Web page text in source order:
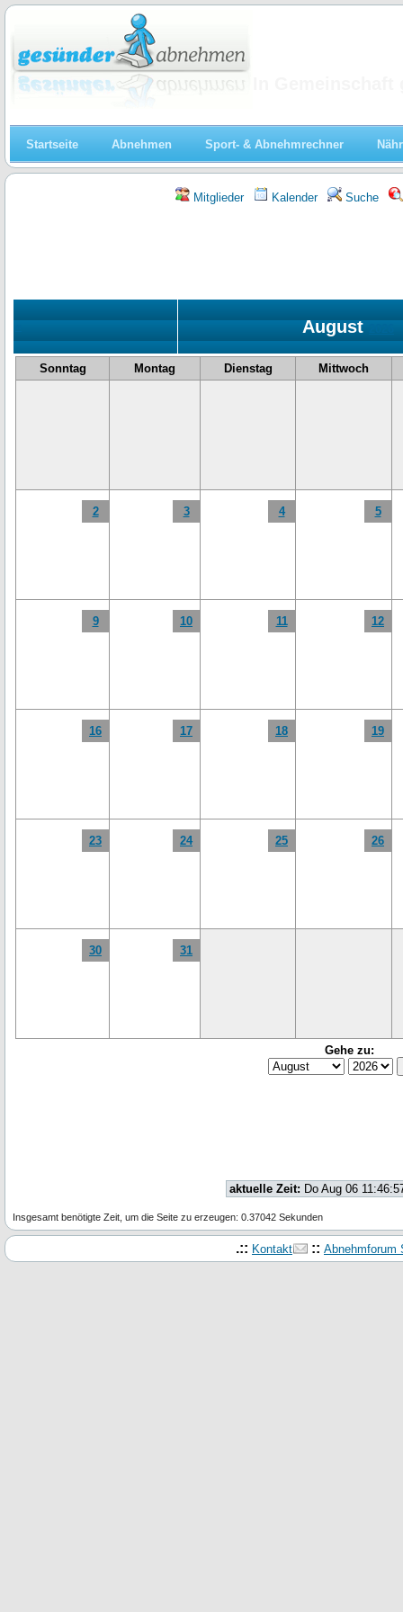
Startseite Abnehmen Sport- & Abnehmrechner
Mitglieder Kalender Suche
August
Sonntag Montag Dienstag Mittwoch
2 3 4 5
9 10 11 12
16 17 18 19
23 24 25 26
30 31
Gehe zu:
aktuelle Zeit: Do Aug 06
Insgesamt benötigte Zeit, um die Seite zu erzeugen: 0.37042 Sekunden
.:: Kontakt :: Abnehmforum